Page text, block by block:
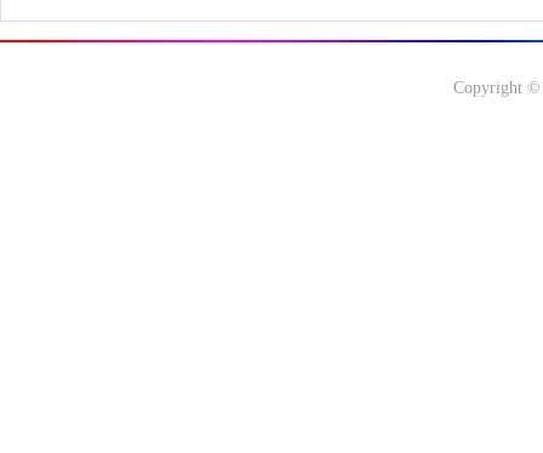
Copyright ©